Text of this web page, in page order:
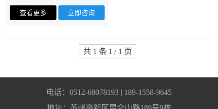
共 1 条 1 / 1 页
电话：0512-68078193 | 189-1558-9645